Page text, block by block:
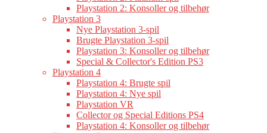
Playstation 2: Konsoller og tilbehør
Playstation 3
Nye Playstation 3-spil
Brugte Playstation 3-spil
Playstation 3: Konsoller og tilbehør
Special & Collector's Edition PS3
Playstation 4
Playstation 4: Brugte spil
Playstation 4: Nye spil
Playstation VR
Collector og Special Editions PS4
Playstation 4: Konsoller og tilbehør